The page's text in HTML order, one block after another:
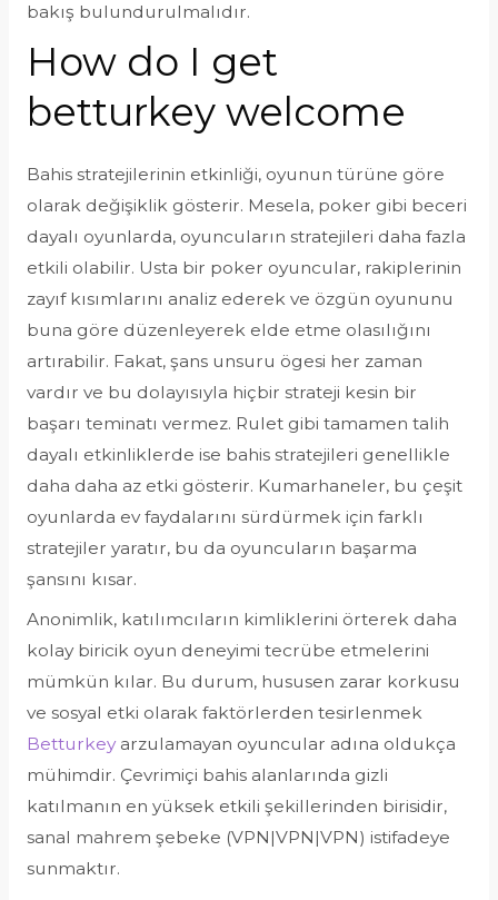
bakış bulundurulmalıdır.
How do I get
betturkey welcome
Bahis stratejilerinin etkinliği, oyunun türüne göre
olarak değişiklik gösterir. Mesela, poker gibi beceri
dayalı oyunlarda, oyuncuların stratejileri daha fazla
etkili olabilir. Usta bir poker oyuncular, rakiplerinin
zayıf kısımlarını analiz ederek ve özgün oyununu
buna göre düzenleyerek elde etme olasılığını
artırabilir. Fakat, şans unsuru ögesi her zaman
vardır ve bu dolayısıyla hiçbir strateji kesin bir
başarı teminatı vermez. Rulet gibi tamamen talih
dayalı etkinliklerde ise bahis stratejileri genellikle
daha daha az etki gösterir. Kumarhaneler, bu çeşit
oyunlarda ev faydalarını sürdürmek için farklı
stratejiler yaratır, bu da oyuncuların başarma
şansını kısar.
Anonimlik, katılımcıların kimliklerini örterek daha
kolay biricik oyun deneyimi tecrübe etmelerini
mümkün kılar. Bu durum, hususen zarar korkusu
ve sosyal etki olarak faktörlerden tesirlenmek
Betturkeyarzulamayan oyuncular adına oldukça
mühimdir. Çevrimiçi bahis alanlarında gizli
katılmanın en yüksek etkili şekillerinden birisidir,
sanal mahrem şebeke (VPN|VPN|VPN) istifadeye
sunmaktır.